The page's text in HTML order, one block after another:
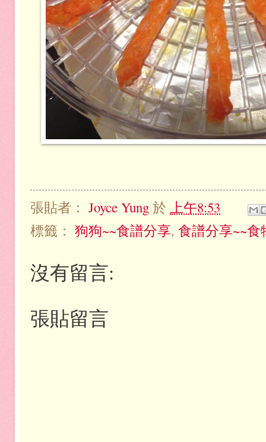
張貼者： Joyce Yung 於 上午8:53
標籤： 狗狗~~食譜分享, 食譜分享~~食
沒有留言:
張貼留言